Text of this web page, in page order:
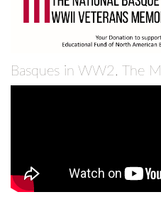
Basques in WW2. The